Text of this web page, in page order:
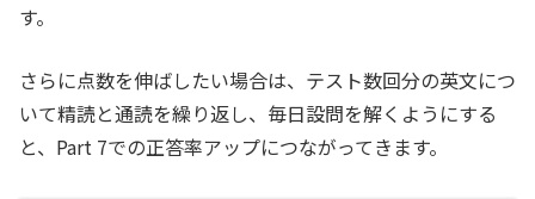
す。
さらに点数を伸ばしたい場合は、テスト数回分の英文につ
いて精読と通読を繰り返し、毎日設問を解くようにする
と、Part 7での正答率アップにつながってきます。